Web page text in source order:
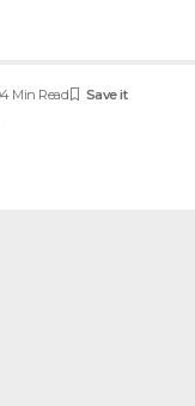
4 Min Read